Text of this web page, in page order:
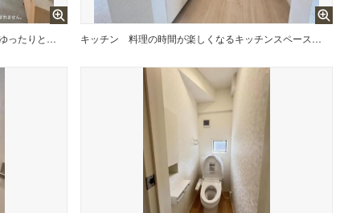
家族団らんの場所としてゆったりと居心地の良いリビングです。 キッチン 料理の時間が楽しくなるキッチンスペースです。